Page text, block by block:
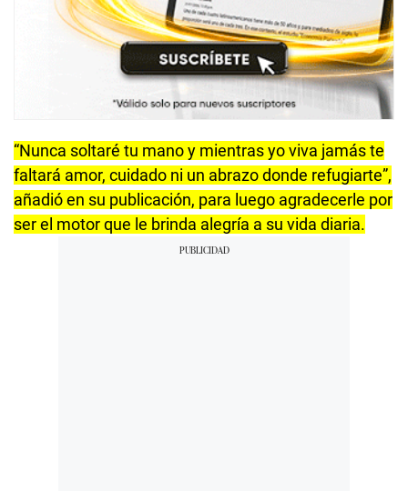
“Nunca soltaré tu mano y mientras yo viva jamás te
faltará amor, cuidado ni un abrazo donde refugiarte”,
añadió en su publicación, para luego agradecerle por
ser el motor que le brinda alegría a su vida diaria.